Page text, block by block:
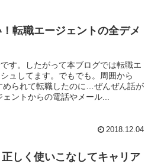
転職エージェントの全デメ
す。したがって本ブログでは転職エ
ュしてます。でもでも。周囲から
められて転職したのに…ぜんぜん話が
ントからの電話やメール...
2018.12.04
しく使いこなしてキャリア